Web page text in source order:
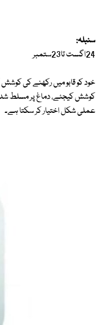
سنبلہ:
24اگست تا23ستمبر
خود کو قابو میں رکھنے کی
کوشش کیجئے، دماغ پر مسلط شدہ
عملی شکل اختیار کر سکتا ہے۔